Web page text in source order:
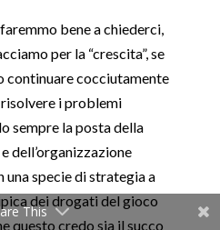
bene a chiederci,
per la “crescita”, se
continuare cocciutamente
i problemi
sempre la posta della
dell’organizzazione
una specie di strategia a
dei drogati del gioco
questo credo sia il succo
This